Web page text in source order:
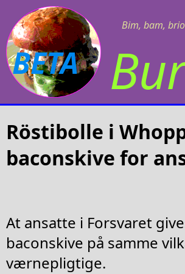
Bim, bam,
BETA
Röstibolle i
baconskive for
At ansatte i Forsvaret
baconskive på samme
værnepligtige.